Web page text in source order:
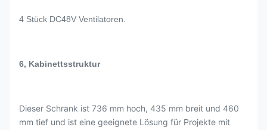
4 Stück DC48V Ventilatoren.
6, Kabinettsstruktur
Dieser Schrank ist 736 mm hoch, 435 mm breit und 460
mm tief und ist eine geeignete Lösung für Projekte mit